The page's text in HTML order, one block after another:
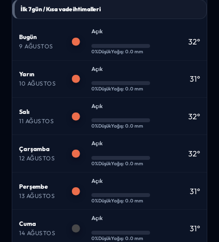
İlk 7 gün / Kısa vade ihtimalleri
Bugün
9 AĞUSTOS
Açık
0%DüşükYağış: 0.0 mm
32°
Yarın
10 AĞUSTOS
Açık
0%DüşükYağış: 0.0 mm
31°
Salı
11 AĞUSTOS
Açık
0%DüşükYağış: 0.0 mm
32°
Çarşamba
12 AĞUSTOS
Açık
0%DüşükYağış: 0.0 mm
32°
Perşembe
13 AĞUSTOS
Açık
0%DüşükYağış: 0.0 mm
31°
Cuma
14 AĞUSTOS
Açık
0%DüşükYağış: 0.0 mm
31°